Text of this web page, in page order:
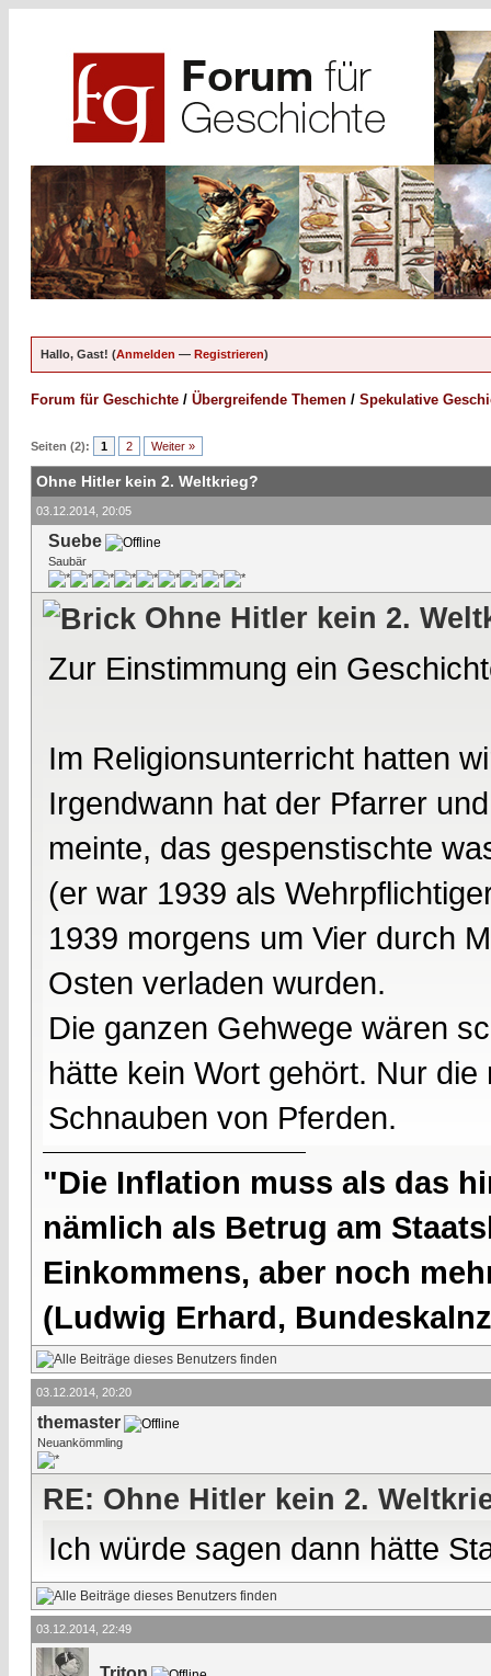
Hallo, Gast! (Anmelden — Registrieren)
Forum für Geschichte / Übergreifende Themen / Spekulative
Seiten (2): 1 2 Weiter »
Ohne Hitler kein 2. Weltkrieg?
03.12.2014, 20:05
Suebe
Saubär
Ohne Hitler kein 2.
Zur Einstimmung ein
Im Religionsunterricht hatten
Irgendwann hat der Pfarrer
meinte, das gespenstischte
(er war 1939 als
1939 morgens um Vier durch
Osten verladen wurden.
Die ganzen Gehwege wären
hätte kein Wort gehört. Nur
Schnauben von Pferden.
"Die Inflation muss als das
nämlich als Betrug am
Einkommens, aber noch
(Ludwig Erhard,
03.12.2014, 20:20
themaster
Neuankömmling
RE: Ohne Hitler kein 2.
Ich würde sagen dann hätte
03.12.2014, 22:49